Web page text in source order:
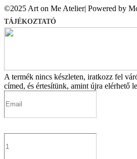
©2025 Art on Me Atelier| Powered by
TÁJÉKOZTATÓ
A termék nincs készleten, iratkozz fel
címed, és értesítünk, amint újra elérhető